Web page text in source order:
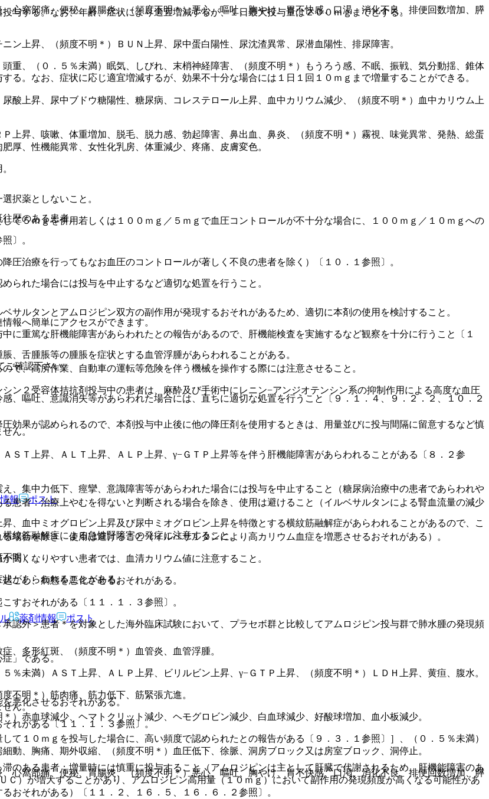
窩部痛、便秘、胃腸炎、（頻度不明＊）悪心、嘔吐、胸やけ、胃不快感、口渇、消化不良、排便回数増加、膵
上昇、（頻度不明＊）ＢＵＮ上昇、尿中蛋白陽性、尿沈渣異常、尿潜血陽性、排尿障害。
重、（０．５％未満）眠気、しびれ、末梢神経障害、（頻度不明＊）もうろう感、不眠、振戦、気分動揺、錐体
上昇、尿中ブドウ糖陽性、糖尿病、コレステロール上昇、血中カリウム減少、（頻度不明＊）血中カリウム上
昇、咳嗽、体重増加、脱毛、脱力感、勃起障害、鼻出血、鼻炎、（頻度不明＊）霧視、味覚異常、発熱、総蛋
厚、性機能異常、女性化乳房、体重減少、疼痛、皮膚変色。
歴のある患者。
〕。
治療を行ってもなお血圧のコントロールが著しく不良の患者を除く）〔１０．１参照〕。
ルタンとアムロジピン双方の副作用が発現するおそれがあるため、適切に本剤の使用を検討すること。
重篤な肝機能障害があらわれたとの報告があるので、肝機能検査を実施するなど観察を十分に行うこと〔１
、高所作業、自動車の運転等危険を伴う機械を操作する際には注意させること。
ン２受容体拮抗剤投与中の患者は、麻酔及び手術中にレニン−アンジオテンシン系の抑制作用による高度な血圧
効果が認められるので、本剤投与中止後に他の降圧剤を使用するときは、用量並びに投与間隔に留意するなど慎
者：治療上やむを得ないと判断される場合を除き、使用は避けること（イルベサルタンによる腎血流量の減少
合を除き、使用は避けること（イルベサルタンにより高カリウム血症を増悪させるおそれがある）。
高くなりやすい患者では、血清カリウム値に注意すること。
こし、病態を悪化させるおそれがある。
すおそれがある〔１１．１．３参照〕。
認外＞患者＊を対象とした海外臨床試験において、プラセボ群と比較してアムロジピン投与群で肺水腫の発現頻
症」である。
悪化させるおそれがある。
れがある〔１１．１．３参照〕。
のある患者：増量時には慎重に投与すること（アムロジピンは主として肝臓で代謝されるため、肝機能障害のあ
）が増大することがあり、アムロジピン高用量（１０ｍｇ）において副作用の発現頻度が高くなる可能性があ
おそれがある）〔１１．２、１６．５、１６．６．２参照〕。
与する。なお、年齢、症状により適宜増減するが、１日最大投与量は２００ｍｇまでとする。
る。なお、症状に応じ適宜増減するが、効果不十分な場合には１日１回１０ｍｇまで増量することができる。
択薬としないこと。
て５ｍｇを併用若しくは１００ｍｇ／５ｍｇで血圧コントロールが不十分な場合に、１００ｍｇ／１０ｍｇへの
られた場合には投与を中止するなど適切な処置を行うこと。
舌腫脹等の腫脹を症状とする血管浮腫があらわれることがある。
嘔吐、意識消失等があらわれた場合には、直ちに適切な処置を行うこと〔９．１．４、９．２．２、１０．２
ＳＴ上昇、ＡＬＴ上昇、ＡＬＰ上昇、γ−ＧＴＰ上昇等を伴う肝機能障害があらわれることがある〔８．２参
、集中力低下、痙攣、意識障害等があらわれた場合には投与を中止すること（糖尿病治療中の患者であらわれや
血中ミオグロビン上昇及び尿中ミオグロビン上昇を特徴とする横紋筋融解症があらわれることがあるので、こ
紋筋融解症による急性腎障害の発症に注意すること。
明）。
があらわれることがある。
、多形紅斑、（頻度不明＊）血管炎、血管浮腫。
未満）ＡＳＴ上昇、ＡＬＰ上昇、ビリルビン上昇、γ−ＧＴＰ上昇、（頻度不明＊）ＬＤＨ上昇、黄疸、腹水。
不明＊）筋肉痛、筋力低下、筋緊張亢進。
赤血球減少、ヘマトクリット減少、ヘモグロビン減少、白血球減少、好酸球増加、血小板減少。
１０ｍｇを投与した場合に、高い頻度で認められたとの報告がある〔９．３．１参照〕］、（０．５％未満）
動、胸痛、期外収縮、（頻度不明＊）血圧低下、徐脈、洞房ブロック又は房室ブロック、洞停止。
心窩部痛、便秘、胃腸炎、（頻度不明＊）悪心、嘔吐、胸やけ、胃不快感、口渇、消化不良、排便回数増加、膵
報へ簡単にアクセスができます。
確認下さい。
ん。
報 ポスト
薬剤情報 ポスト
せん。